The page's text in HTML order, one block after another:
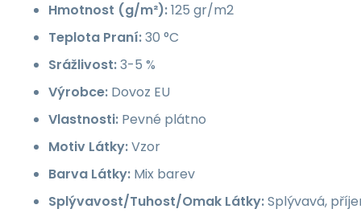
Hmotnost (g/m²):125 gr/m2
Teplota Praní:30 °C
Srážlivost:3-5 %
Výrobce: Dovoz EU
Vlastnosti: Pevné plátno
Motiv Látky:Vzor
Barva Látky: Mix barev
Splývavost/Tuhost/Omak Látky:Splývavá,